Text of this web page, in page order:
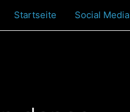
Startseite Social Media